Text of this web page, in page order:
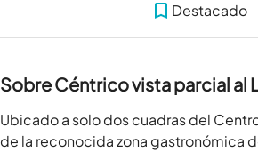
Destacado
Sobre Céntrico vista parcial al
Ubicado a solo dos cuadras del
de la reconocida zona gastronómica